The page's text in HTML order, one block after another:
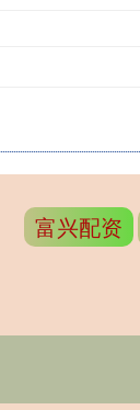
富兴配资